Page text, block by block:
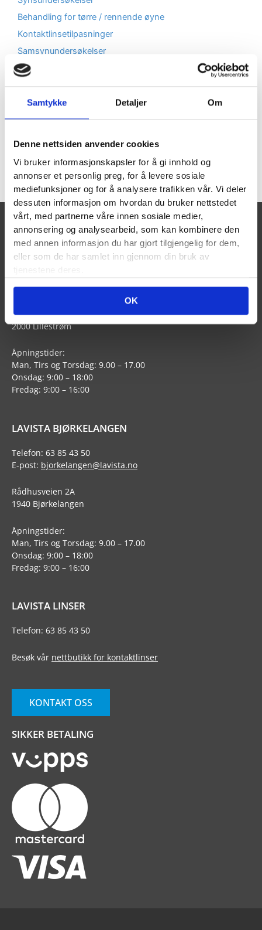
Samtykke Detaljer Om
Denne nettsiden anvender cookies
Vi bruker informasjonskapsler for å gi innhold og
annonser et personlig preg, for å levere sosiale
mediefunksjoner og for å analysere trafikken vår. Vi deler
dessuten informasjon om hvordan du bruker nettstedet
vårt, med partnerne våre innen sosiale medier,
annonsering og analysearbeid, som kan kombinere den
med annen informasjon du har gjort tilgjengelig for dem,
eller som de har samlet inn gjennom din bruk av
OK
Behandling for tørre / rennende øyne
Kontaktlinsetilpasninger
Samsynundersøkelser
Korreksjon for keratoconus
Synsattester for alle førerkort
Fjerning av fremmedlegemer på hornhinner
Briller / solbriller
LAVISTA LILLESTRØM
Telefon: 63 89 05 90
Romerike Helsebygg
2000 Lillestrøm
Åpningstider:
Man, Tirs og Torsdag: 9.00 – 17.00
Onsdag: 9:00 – 18:00
Fredag: 9:00 – 16:00
LAVISTA BJØRKELANGEN
Telefon: 63 85 43 50
E-post: bjorkelangen@lavista.no
Rådhusveien 2A
1940 Bjørkelangen
Åpningstider:
Man, Tirs og Torsdag: 9.00 – 17.00
Onsdag: 9:00 – 18:00
Fredag: 9:00 – 16:00
LAVISTA LINSER
Telefon: 63 85 43 50
Besøk vår nettbutikk for kontaktlinser
KONTAKT OSS
SIKKER BETALING